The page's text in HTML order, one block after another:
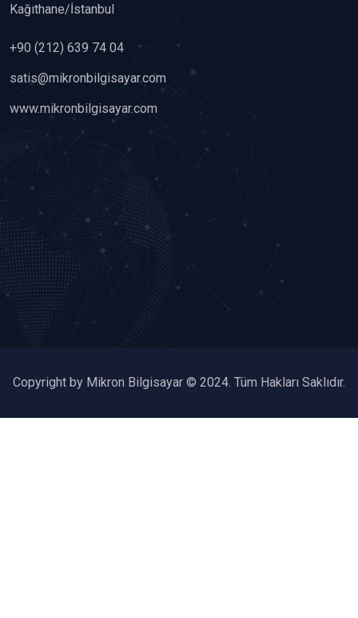
Kağıthane/İstanbul
+90 (212) 639 74 04
satis@mikronbilgisayar.com
www.mikronbilgisayar.com
Copyright by Mikron Bilgisayar © 2024. Tüm Hakları Saklıdır.